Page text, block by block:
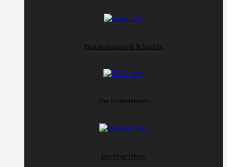
Pommesschalen & Schaufeln
Das Essenstabletts
Hot-Dog-Tablett